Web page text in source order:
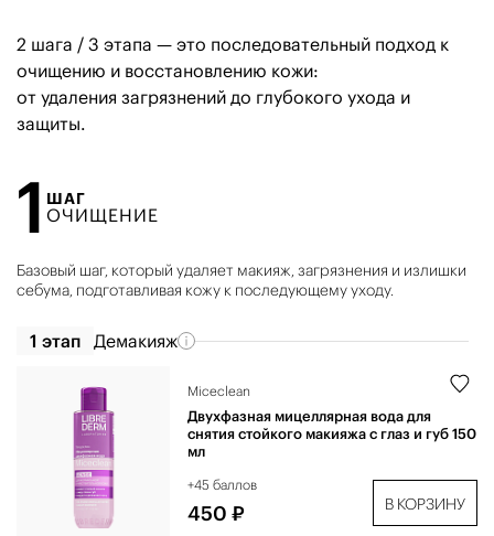
2 шага / 3 этапа — это последовательный подход к
очищению и восстановлению кожи:
от удаления загрязнений до глубокого ухода и
защиты.
1 ШАГ
ОЧИЩЕНИЕ
Базовый шаг, который удаляет макияж, загрязнения и излишки
себума, подготавливая кожу к последующему уходу.
1 этап Демакияж
Miceclean
Двухфазная мицеллярная вода для
снятия стойкого макияжа с глаз и губ 150
мл
+45 баллов
450 ₽ В КОРЗИНУ